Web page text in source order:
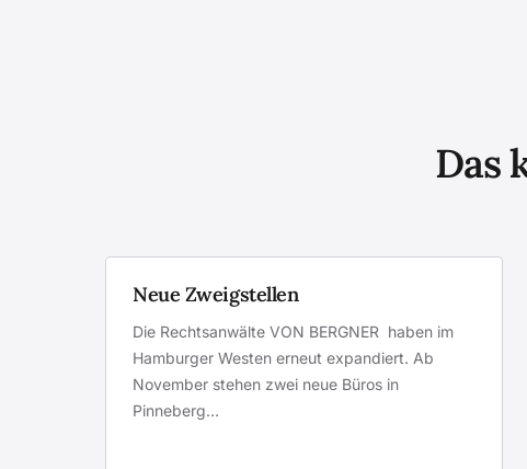
Das
Neue Zweigstellen
Die Rechtsanwälte VON BERGNER haben im
Hamburger Westen erneut expandiert. Ab
November stehen zwei neue Büros in
Pinneberg…